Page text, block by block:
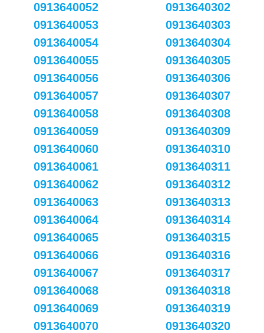
0913640052
0913640053
0913640054
0913640055
0913640056
0913640057
0913640058
0913640059
0913640060
0913640061
0913640062
0913640063
0913640064
0913640065
0913640066
0913640067
0913640068
0913640069
0913640070
0913640302
0913640303
0913640304
0913640305
0913640306
0913640307
0913640308
0913640309
0913640310
0913640311
0913640312
0913640313
0913640314
0913640315
0913640316
0913640317
0913640318
0913640319
0913640320